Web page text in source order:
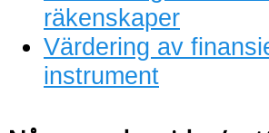
räkenskaper
Värdering av
instrument